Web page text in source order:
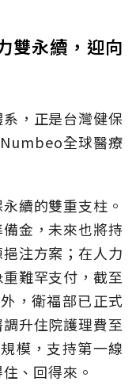
雙永續，迎向
，正是台灣健保
全球醫療
續的雙重支柱。
金，未來也將持
注方案；在人力
難罕支付，截至
，衛福部已正式
升住院護理費至
模，支持第一線
、回得來。